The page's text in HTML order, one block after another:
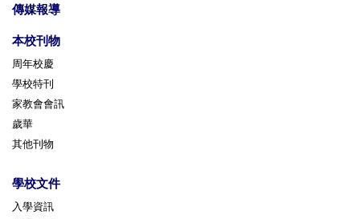
傳媒報導
本校刊物
周年校慶
學校特刊
家教會會訊
歲華
其他刊物
學校文件
入學資訊